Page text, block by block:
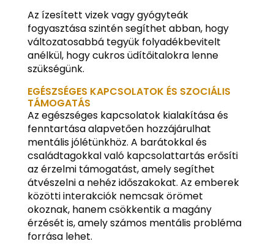
Az ízesített vizek vagy gyógyteák
fogyasztása szintén segíthet abban, hogy
változatosabbá tegyük folyadékbevitelt
anélkül, hogy cukros üdítőitalokra lenne
szükségünk.
EGÉSZSÉGES KAPCSOLATOK ÉS SZOCIÁLIS
TÁMOGATÁS
Az egészséges kapcsolatok kialakítása és
fenntartása alapvetően hozzájárulhat
mentális jólétünkhöz. A barátokkal és
családtagokkal való kapcsolattartás erősíti
az érzelmi támogatást, amely segíthet
átvészelni a nehéz időszakokat. Az emberek
közötti interakciók nemcsak örömet
okoznak, hanem csökkentik a magány
érzését is, amely számos mentális probléma
forrása lehet.